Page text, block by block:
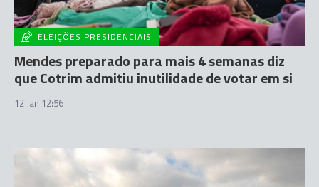
ELEIÇÕES PRESIDENCIAIS
Mendes preparado para mais 4 semanas diz
que Cotrim admitiu inutilidade de votar em si
12 Jan 12:56